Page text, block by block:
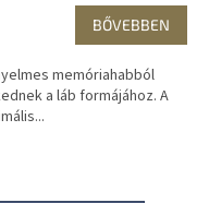
BŐVEBBEN
memóriahabból
a láb formájához. A